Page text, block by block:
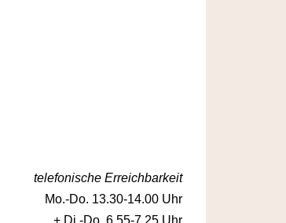
telefonische Erreichbarkeit
Mo.-Do. 13.30-14.00 Uhr